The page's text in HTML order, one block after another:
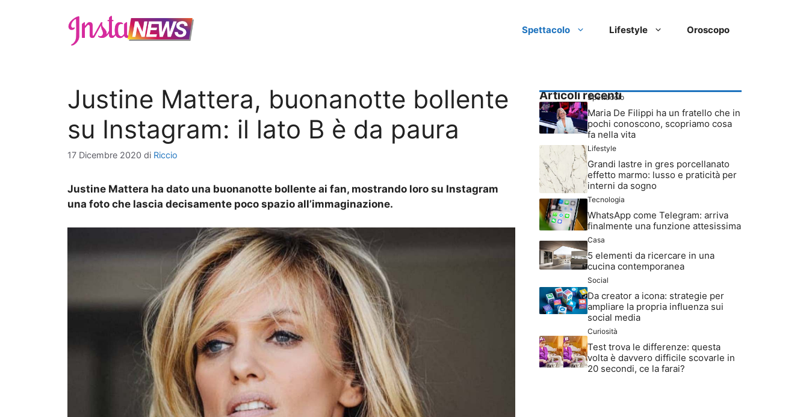
Spettacolo Lifestyle Oroscopo
Justine Mattera, buonanotte bollente
su Instagram: il lato B è da paura
17 Dicembre 2020 di Riccio
Justine Mattera ha dato una buonanotte bollente ai fan, mostrando loro su Instagram
una foto che lascia decisamente poco spazio all’immaginazione.
Articoli recenti
Spettacolo
Maria De Filippi ha un fratello che in
pochi conoscono, scopriamo cosa
fa nella vita
Lifestyle
Grandi lastre in gres porcellanato
effetto marmo: lusso e praticità per
interni da sogno
Tecnologia
WhatsApp come Telegram: arriva
finalmente una funzione attesissima
Casa
5 elementi da ricercare in una
cucina contemporanea
Social
Da creator a icona: strategie per
ampliare la propria influenza sui
social media
Curiosità
Test trova le differenze: questa
volta è davvero difficile scovarle in
20 secondi, ce la farai?